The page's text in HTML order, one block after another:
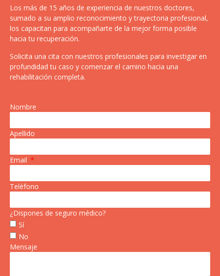
Nombre
Apellido
Email
Teléfono
¿Dispones de seguro médico?
Sí
No
Mensaje
Los más de 15 años de experiencia de nuestros doctores,
sumado a su amplio reconocimiento y trayectoria profesional,
los capacitan para acompañarte de la mejor forma posible
hacia tu recuperación.
Solicita una cita con nuestros profesionales para investigar en
profundidad tu caso y comenzar el camino hacia una
rehabilitación completa.